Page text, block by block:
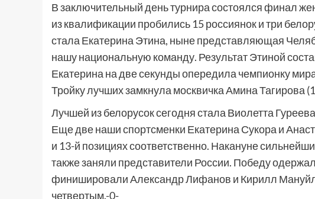
В заключительный день турнира состоялся финал
из квалификации пробились 15 россиянок и три
стала Екатерина Этина, ныне представляющая
нашу национальную команду. Результат Этиной
Екатерина на две секунды опередила чемпионку
Тройку лучших замкнула москвичка Амина Тагирова
Лучшей из белорусок сегодня стала Виолетта
Еще две наши спортсменки Екатерина Сукора и
и 13-й позициях соответственно. Накануне
также заняли представители России. Победу
финишировали Александр Лифанов и Кирилл
четвертым.-0-